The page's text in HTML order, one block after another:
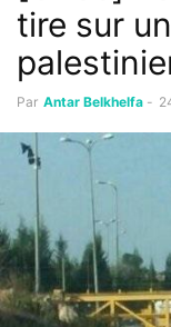
tire sur
Par Antar Belkhelfa -